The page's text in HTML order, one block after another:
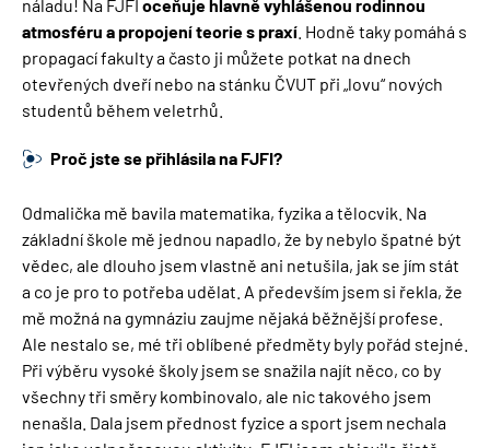
náladu! Na FJFI oceňuje hlavně vyhlášenou rodinnou
atmosféru a propojení teorie s praxí . Hodně taky pomáhá s
propagací fakulty a často ji můžete potkat na dnech
otevřených dveří nebo na stánku ČVUT při „lovu“ nových
studentů během veletrhů.
Proč jste se přihlásila na FJFI?
Odmalička mě bavila matematika, fyzika a tělocvik. Na
základní škole mě jednou napadlo, že by nebylo špatné být
vědec, ale dlouho jsem vlastně ani netušila, jak se jím stát
a co je pro to potřeba udělat. A především jsem si řekla, že
mě možná na gymnáziu zaujme nějaká běžnější profese.
Ale nestalo se, mé tři oblíbené předměty byly pořád stejné.
Při výběru vysoké školy jsem se snažila najít něco, co by
všechny tři směry kombinovalo, ale nic takového jsem
nenašla. Dala jsem přednost fyzice a sport jsem nechala